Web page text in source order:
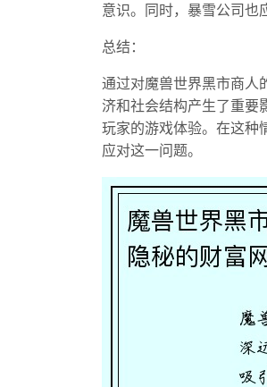
意识。同时，暴雪公司也
总结：
通过对魔兽世界黑市商人
济和社会结构产生了重要
玩家的游戏体验。在这种
应对这一问题。